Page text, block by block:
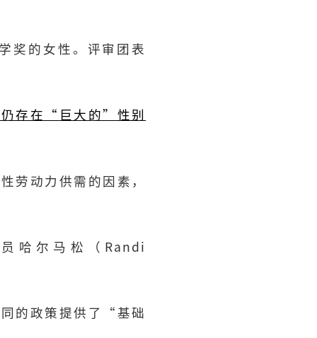
奖的女性。评审团表
仍存在“巨大的”性别
劳动力供需的因素，
哈尔马松（Randi
的政策提供了“基础